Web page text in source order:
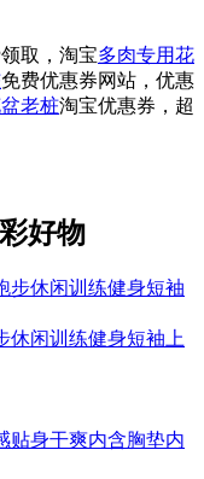
取，淘宝多肉专用花
免费优惠券网站，优惠
老桩淘宝优惠券，超
好物
休闲训练健身短袖上